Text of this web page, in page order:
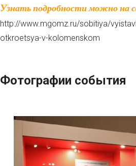
Узнать подробности можно на сайте организаторов:
http://www.mgomz.ru/sobitiya/
otkroetsya-v-kolomenskom
Фотографии события